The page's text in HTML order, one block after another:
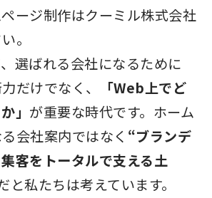
ージ制作はクーミル株式会社
。
選ばれる会社になるために
だけでなく、
「Web上でど
」 が重要な時代です。ホーム
会社案内ではなく “ブランデ
客をトータルで支える土
と私たちは考えています。